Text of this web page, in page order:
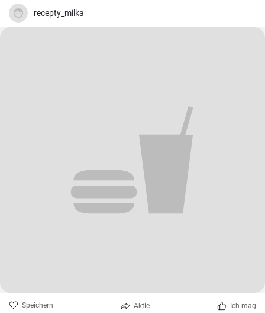
recepty_milka
Speichern Aktie Ich mag